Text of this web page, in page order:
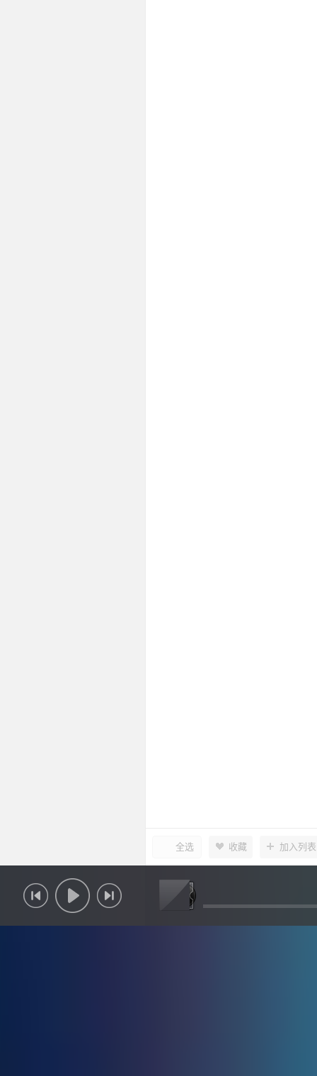
全选 收藏 加入列表